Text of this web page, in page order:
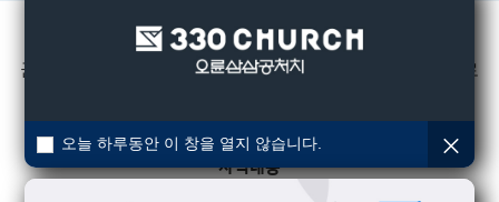
소개
군선교팀은 현재 군복무를 하고 있는 모든 분들을 대상으로
사역내용
오늘 하루동안 이 창을 열지 않습니다.